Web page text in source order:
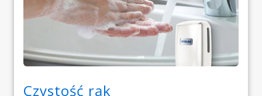
Czystość rąk